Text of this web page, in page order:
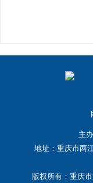
主
地址：重庆市两
版权所有：重庆